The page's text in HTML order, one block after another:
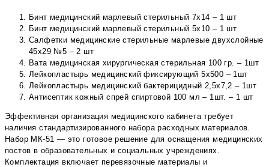
Бинт медицинский марлевый стерильный 7х14 – 1 шт
Бинт медицинский марлевый стерильный 5х10 – 1 шт
Салфетки медицинские стерильные марлевые двухслойные
45х29 №5 – 2 шт
Вата медицинская хирургическая стерильная 100 гр. – 1шт
Лейкопластырь медицинский фиксирующий 5х500 – 1шт
Лейкопластырь медицинский бактерицидный 2,5х7,2 – 1шт
Антисептик кожный спрей спиртовой 100 мл – 1шт. – 1 шт
Эффективная организация медицинского кабинета требует
наличия стандартизированного набора расходных материалов.
Набор МК-51 — это готовое решение для оснащения медицинских
постов в образовательных и социальных учреждениях.
Комплектация включает перевязочные материалы и